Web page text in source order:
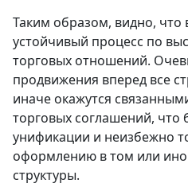
Таким образом, видно,
устойчивый процесс по
торговых отношений.
продвижения вперед все
иначе окажутся
торговых соглашений, что
унификации и неизбежно
оформлению в том или
структуры.